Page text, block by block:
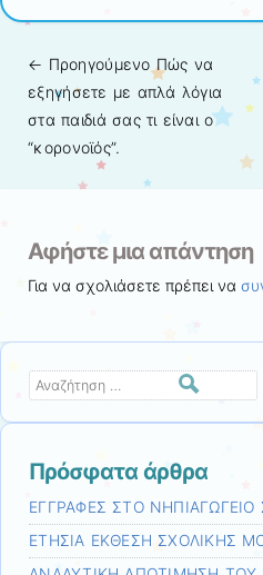
Πλοήγηση
← Προηγούμενo Πώς να
εξηγήσετε με απλά λόγια
στα παιδιά σας τι είναι ο
“κορονοϊός”.
Αφήστε μια απάντηση
Για να σχολιάσετε πρέπει να
Αναζήτηση
Πρόσφατα άρθρα
ΕΓΓΡΑΦΕΣ ΣΤΟ ΝΗΠΙΑΓΩΓΕΙΟ
ΕΤΗΣΙΑ ΕΚΘΕΣΗ ΣΧΟΛΙΚΗΣ